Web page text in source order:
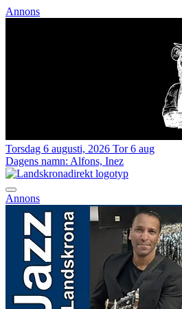
Annons
Torsdag 6 augusti, 2026 Tor 6 aug
Dagens namn: Alfons, Inez
Annons